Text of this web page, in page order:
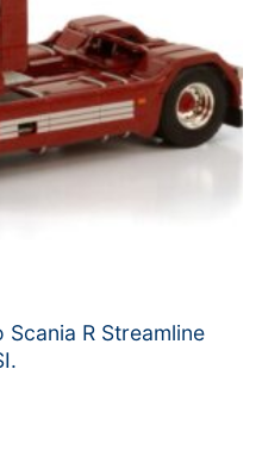
R Streamline